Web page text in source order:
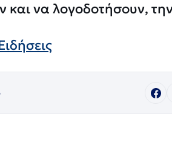
και να λογοδοτήσουν,